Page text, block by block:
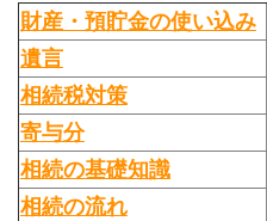
財産・預貯金の使い込み
遺言
相続税対策
寄与分
相続の基礎知識
相続の流れ